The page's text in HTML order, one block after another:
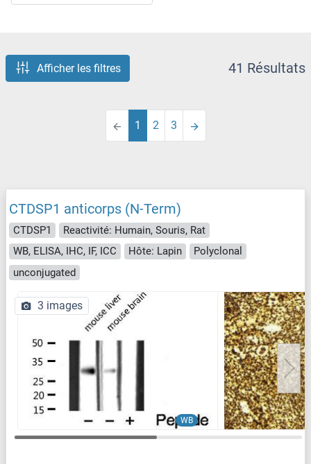
Afficher les filtres 41 Résultats
1 2 3
CTDSP1 anticorps (N-Term)
CTDSP1
Reactivité: Humain, Souris, Rat
WB, ELISA, IHC, IF, ICC
Hôte: Lapin
Polyclonal
unconjugated
WB
3 images